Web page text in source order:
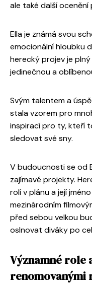
ale také další ocenění
Ella je známá svou
emocionální hloubku
herecký projev je
jedinečnou a
Svým talentem a
stala vzorem pro
inspirací pro ty, kteří
sledovat své sny.
V budoucnosti se od
zajímavé projekty.
rolí v plánu a její
mezinárodním
před sebou velkou
oslnovat diváky po
Významné role
renomovanými